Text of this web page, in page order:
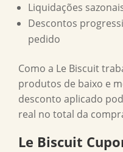
Liquidações
Descontos
pedido
Como a Le Biscuit
produtos de baixo e
desconto aplicado
real no total da
Le Biscuit